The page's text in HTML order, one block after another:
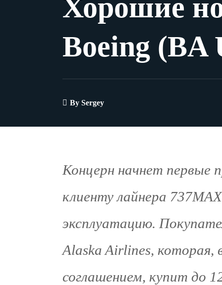
Хорошие
Boeing (BA
By Sergey
Концерн начнет первые
клиенту лайнера
эксплуатацию.
Alaska Airlines,
соглашением, купит до